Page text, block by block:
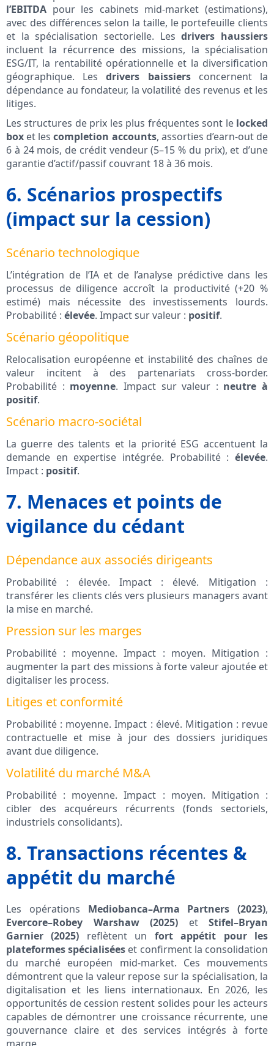
l’EBITDA pour les cabinets mid-market (estimations),
avec des différences selon la taille, le portefeuille clients
et la spécialisation sectorielle. Lesdrivers haussiers
incluent la récurrence des missions, la spécialisation
ESG/IT, la rentabilité opérationnelle et la diversification
géographique. Lesdrivers baissiersconcernent la
dépendance au fondateur, la volatilité des revenus et les
litiges.
Les structures de prix les plus fréquentes sont le locked
box et lescompletion accounts, assorties d’earn-out de
6 à 24 mois, de crédit vendeur (5–15 % du prix), et d’une
garantie d’actif/passif couvrant 18 à 36 mois.
6. Scénarios prospectifs
(impact sur la cession)
Scénario technologique
L’intégration de l’IA et de l’analyse prédictive dans les
processus de diligence accroît la productivité (+20 %
estimé) mais nécessite des investissements lourds.
Probabilité : élevée. Impact sur valeur : positif.
Scénario géopolitique
Relocalisation européenne et instabilité des chaînes de
valeur incitent à des partenariats cross-border.
Probabilité : moyenne. Impact sur valeur : neutre à
positif.
Scénario macro-sociétal
La guerre des talents et la priorité ESG accentuent la
demande en expertise intégrée. Probabilité : élevée.
Impact : positif.
7. Menaces et points de
vigilance du cédant
Dépendance aux associés dirigeants
Probabilité : élevée. Impact : élevé. Mitigation :
transférer les clients clés vers plusieurs managers avant
la mise en marché.
Pression sur les marges
Probabilité : moyenne. Impact : moyen. Mitigation :
augmenter la part des missions à forte valeur ajoutée et
digitaliser les process.
Litiges et conformité
Probabilité : moyenne. Impact : élevé. Mitigation : revue
contractuelle et mise à jour des dossiers juridiques
avant due diligence.
Volatilité du marché M&A
Probabilité : moyenne. Impact : moyen. Mitigation :
cibler des acquéreurs récurrents (fonds sectoriels,
industriels consolidants).
8. Transactions récentes &
appétit du marché
Les opérations Mediobanca–Arma Partners (2023),
Evercore–Robey Warshaw (2025) et Stifel–Bryan
Garnier (2025) reflètent un fort appétit pour les
plateformes spécialisées et confirment la consolidation
du marché européen mid-market. Ces mouvements
démontrent que la valeur repose sur la spécialisation, la
digitalisation et les liens internationaux. En 2026, les
opportunités de cession restent solides pour les acteurs
capables de démontrer une croissance récurrente, une
gouvernance claire et des services intégrés à forte